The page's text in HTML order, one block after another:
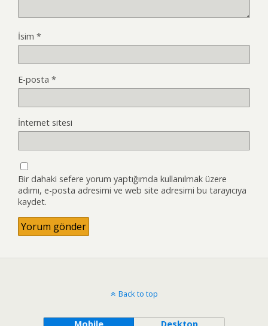
İsim *
E-posta *
İnternet sitesi
Bir dahaki sefere yorum yaptığımda kullanılmak üzere
adımı, e-posta adresimi ve web site adresimi bu tarayıcıya
kaydet.
Back to top